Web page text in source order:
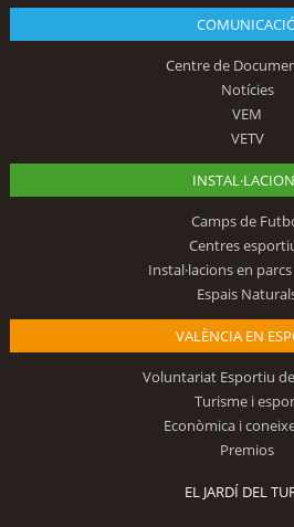
Centre de
Notícies
VEM
VETV
Camps de
Centres
Instal·lacions en
Espais
VALÈNCIA EN
Voluntariat Esportiu
Turisme i
Econòmica i
Premios
EL JARDÍ DEL